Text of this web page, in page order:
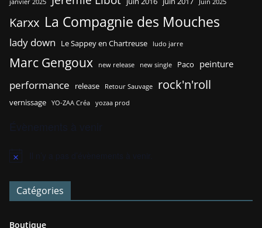
janvier 2025 Juin 2025
Karxx La Compagnie des Mouches
lady down Le Sappey en Chartreuse ludo jarre
Marc Gengoux new release new single Paco peinture
performance release Retour Sauvage rock'n'roll
vernissage YO-ZAA Créa yozaa prod
N
t
c
Catégories
Boutique